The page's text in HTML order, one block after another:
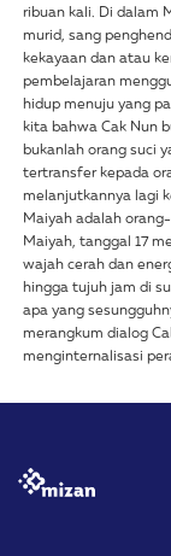
ribuan kali. Di dalam
murid, sang
kekayaan dan atau
pembelajaran
hidup menuju yang
kita bahwa Cak Nun
bukanlah orang suci
tertransfer kepada
melanjutkannya lagi
Maiyah adalah
Maiyah, tanggal 17
wajah cerah dan
hingga tujuh jam di
apa yang
merangkum dialog
menginternalisasi